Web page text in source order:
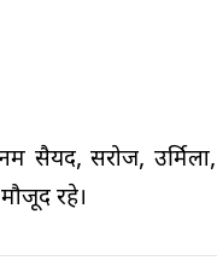
सैयद, सरोज, उर्मिला,
रहे।